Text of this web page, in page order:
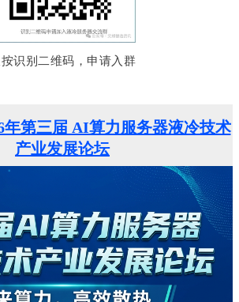
识别二维码，申请入群
年第三届 AI算力服务器液冷技术
产业发展论坛